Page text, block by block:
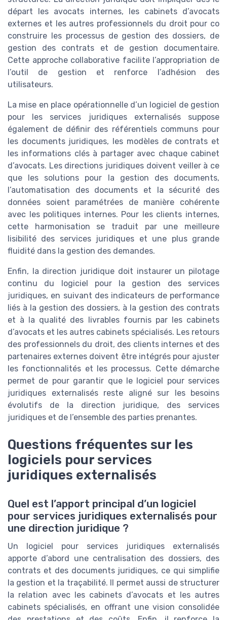
départ les avocats internes, les cabinets d’avocats
externes et les autres professionnels du droit pour co
construire les processus de gestion des dossiers, de
gestion des contrats et de gestion documentaire.
Cette approche collaborative facilite l’appropriation de
l’outil de gestion et renforce l’adhésion des
utilisateurs.
La mise en place opérationnelle d’un logiciel de gestion
pour les services juridiques externalisés suppose
également de définir des référentiels communs pour
les documents juridiques, les modèles de contrats et
les informations clés à partager avec chaque cabinet
d’avocats. Les directions juridiques doivent veiller à ce
que les solutions pour la gestion des documents,
l’automatisation des documents et la sécurité des
données soient paramétrées de manière cohérente
avec les politiques internes. Pour les clients internes,
cette harmonisation se traduit par une meilleure
lisibilité des services juridiques et une plus grande
fluidité dans la gestion des demandes.
Enfin, la direction juridique doit instaurer un pilotage
continu du logiciel pour la gestion des services
juridiques, en suivant des indicateurs de performance
liés à la gestion des dossiers, à la gestion des contrats
et à la qualité des livrables fournis par les cabinets
d’avocats et les autres cabinets spécialisés. Les retours
des professionnels du droit, des clients internes et des
partenaires externes doivent être intégrés pour ajuster
les fonctionnalités et les processus. Cette démarche
permet de pour garantir que le logiciel pour services
juridiques externalisés reste aligné sur les besoins
évolutifs de la direction juridique, des services
juridiques et de l’ensemble des parties prenantes.
Questions fréquentes sur les
logiciels pour services
juridiques externalisés
Quel est l’apport principal d’un logiciel
pour services juridiques externalisés pour
une direction juridique ?
Un logiciel pour services juridiques externalisés
apporte d’abord une centralisation des dossiers, des
contrats et des documents juridiques, ce qui simplifie
la gestion et la traçabilité. Il permet aussi de structurer
la relation avec les cabinets d’avocats et les autres
cabinets spécialisés, en offrant une vision consolidée